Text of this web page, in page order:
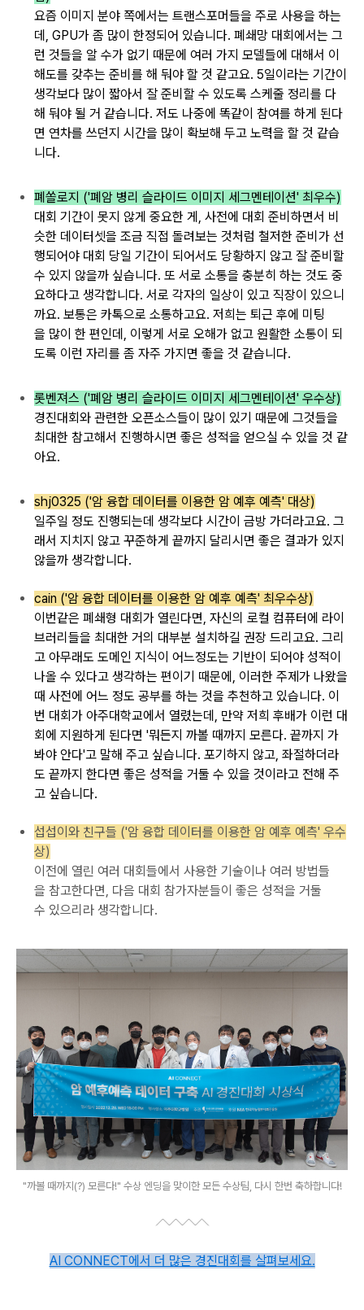
요즘 이미지 분야 쪽에서는 트랜스포머들을 주로 사용을 하는
데, GPU가 좀 많이 한정되어 있습니다. 폐쇄망 대회에서는 그
런 것들을 알 수가 없기 때문에 여러 가지 모델들에 대해서 이
해도를 갖추는 준비를 해 둬야 할 것 같고요. 5일이라는 기간이
생각보다 많이 짧아서 잘 준비할 수 있도록 스케줄 정리를 다
해 둬야 될 거 같습니다. 저도 나중에 똑같이 참여를 하게 된다
면 연차를 쓰던지 시간을 많이 확보해 두고 노력을 할 것 같습
니다.
폐쏠로지 ('폐암 병리 슬라이드 이미지 세그멘테이션' 최우수)
대회 기간이 못지 않게 중요한 게, 사전에 대회 준비하면서 비
슷한 데이터셋을 조금 직접 돌려보는 것처럼 철저한 준비가 선
행되어야 대회 당일 기간이 되어서도 당황하지 않고 잘 준비할
수 있지 않을까 싶습니다. 또 서로 소통을 충분히 하는 것도 중
요하다고 생각합니다. 서로 각자의 일상이 있고 직장이 있으니
까요. 보통은 카톡으로 소통하고요. 저희는 퇴근 후에 미팅
을 많이 한 편인데, 이렇게 서로 오해가 없고 원활한 소통이 되
도록 이런 자리를 좀 자주 가지면 좋을 것 같습니다.
롯벤져스 ('폐암 병리 슬라이드 이미지 세그멘테이션' 우수상)
경진대회와 관련한 오픈소스들이 많이 있기 때문에 그것들을
최대한 참고해서 진행하시면 좋은 성적을 얻으실 수 있을 것 같
아요.
shj0325 ('암 융합 데이터를 이용한 암 예후 예측' 대상)
일주일 정도 진행되는데 생각보다 시간이 금방 가더라고요. 그
래서 지치지 않고 꾸준하게 끝까지 달리시면 좋은 결과가 있지
않을까 생각합니다.
cain ('암 융합 데이터를 이용한 암 예후 예측' 최우수상)
이번같은 폐쇄형 대회가 열린다면, 자신의 로컬 컴퓨터에 라이
브러리들을 최대한 거의 대부분 설치하길 권장 드리고요. 그리
고 아무래도 도메인 지식이 어느정도는 기반이 되어야 성적이
나올 수 있다고 생각하는 편이기 때문에, 이러한 주제가 나왔을
때 사전에 어느 정도 공부를 하는 것을 추천하고 있습니다. 이
번 대회가 아주대학교에서 열렸는데, 만약 저희 후배가 이런 대
회에 지원하게 된다면 '뭐든지 까볼 때까지 모른다. 끝까지 가
봐야 안다'고 말해 주고 싶습니다. 포기하지 않고, 좌절하더라
도 끝까지 한다면 좋은 성적을 거둘 수 있을 것이라고 전해 주
고 싶습니다.
섭섭이와 친구들 ('암 융합 데이터를 이용한 암 예후 예측' 우수
상)
이전에 열린 여러 대회들에서 사용한 기술이나 여러 방법들
을 참고한다면, 다음 대회 참가자분들이 좋은 성적을 거둘
수 있으리라 생각합니다.
"까볼 때까지(?) 모른다!" 수상 엔딩을 맞이한 모든 수상팀, 다시 한번 축하합니다!
AI CONNECT에서 더 많은 경진대회를 살펴보세요.